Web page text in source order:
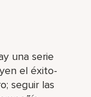
una serie
el éxito-
seguir las